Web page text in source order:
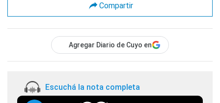
Compartir
Agregar Diario de Cuyo en
Escuchá la nota completa